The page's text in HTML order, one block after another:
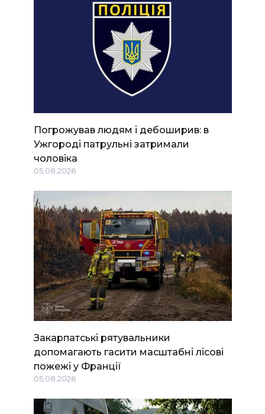
Погрожував людям і дебоширив: в
Ужгороді патрульні затримали
чоловіка
05.08.2026
Закарпатські рятувальники
допомагають гасити масштабні лісові
пожежі у Франції
05.08.2026